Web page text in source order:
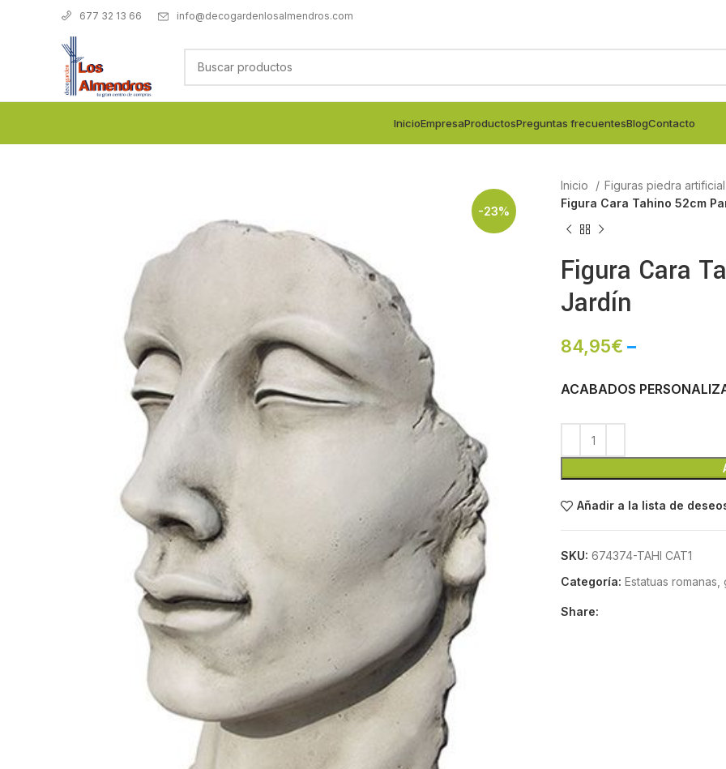
677 32 13 66 info@decogardenlosalmendros.com
InicioEmpresaProductosPreguntas frecuentesBlogContacto
-23%
Inicio
Figuras piedra
Figura Cara Tahino 52cm
Figura Cara
Jardín
84,95€ –
ACABADOS
Añadir a la lista de
SKU: 674374-TAHI CAT1
Categoría: Estatuas
Share: